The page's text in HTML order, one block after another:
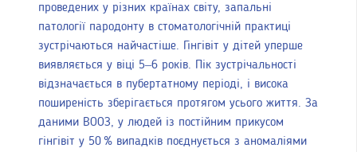
проведених у різних країнах світу, запальні
патології пародонту в стоматологічній практиці
зустрічаються найчастіше. Гінгівіт у дітей уперше
виявляється у віці 5–6 років. Пік зустрічальності
відзначається в пубертатному періоді, і висока
поширеність зберігається протягом усього життя. За
даними ВООЗ, у людей із постійним прикусом
гінгівіт у 50 % випадків поєднується з аномаліями